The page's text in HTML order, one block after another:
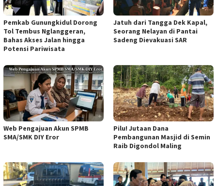
Pemkab Gunungkidul Dorong
Tol Tembus Nglanggeran,
Bahas Akses Jalan hingga
Potensi Pariwisata
Jatuh dari Tangga Dek Kapal,
Seorang Nelayan di Pantai
Sadeng Dievakuasi SAR
Web Pengajuan Akun SPMB
SMA/SMK DIY Eror
Pilu! Jutaan Dana
Pembangunan Masjid di Semin
Raib Digondol Maling